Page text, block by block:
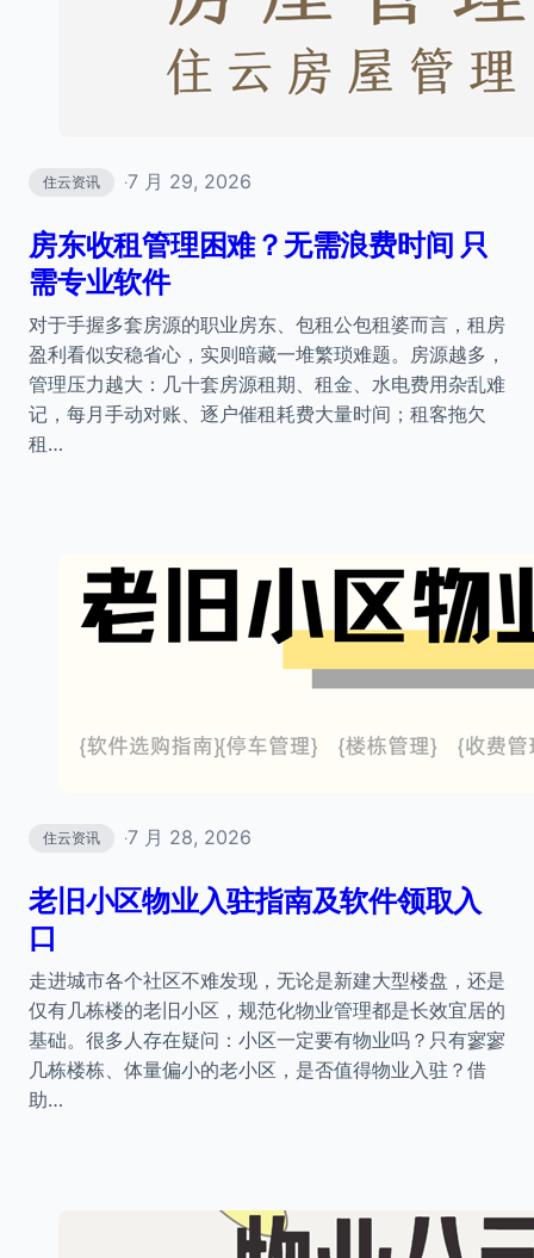
住云资讯 ·7 月 29, 2026
房东收租管理困难？无需浪费时间 只
需专业软件
对于手握多套房源的职业房东、包租公包租婆而言，租房
盈利看似安稳省心，实则暗藏一堆繁琐难题。房源越多，
管理压力越大：几十套房源租期、租金、水电费用杂乱难
记，每月手动对账、逐户催租耗费大量时间；租客拖欠
租…
住云资讯 ·7 月 28, 2026
老旧小区物业入驻指南及软件领取入
口
走进城市各个社区不难发现，无论是新建大型楼盘，还是
仅有几栋楼的老旧小区，规范化物业管理都是长效宜居的
基础。很多人存在疑问：小区一定要有物业吗？只有寥寥
几栋楼栋、体量偏小的老小区，是否值得物业入驻？借
助…